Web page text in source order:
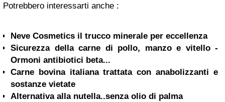
Potrebbero interessarti anche :
Neve Cosmetics il trucco minerale per eccellenza
Sicurezza della carne di pollo, manzo e vitello -
Ormoni antibiotici beta...
Carne bovina italiana trattata con anabolizzanti e
sostanze vietate
Alternativa alla nutella..senza olio di palma